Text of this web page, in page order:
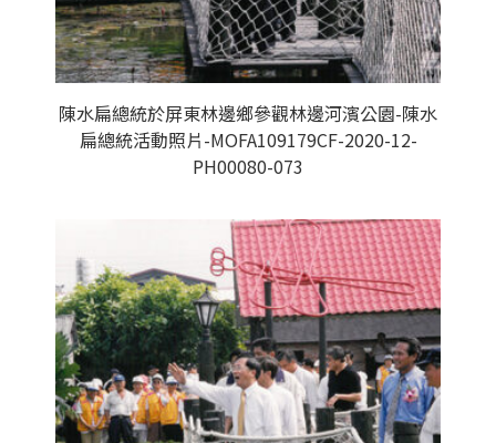
陳水扁總統於屏東林邊鄉參觀林邊河濱公園-陳水
扁總統活動照片-MOFA109179CF-2020-12-
PH00080-073